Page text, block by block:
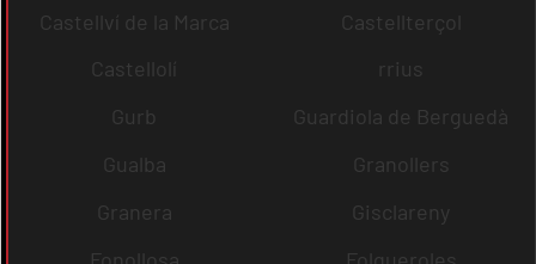
Castellví de la Marca
Castellterçol
Castellolí
rrius
Gurb
Guardiola de Berguedà
Gualba
Granollers
Granera
Gisclareny
Fonollosa
Folgueroles